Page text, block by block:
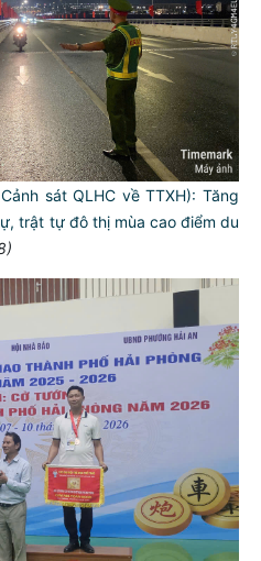
sát QLHC về TTXH): Tăng
trật tự đô thị mùa cao điểm du